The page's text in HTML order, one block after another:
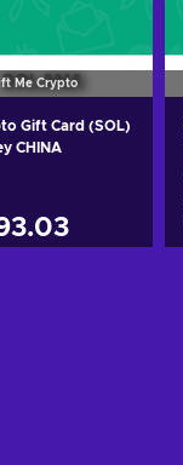
Me Crypto
Gift Card (SOL)
CHINA